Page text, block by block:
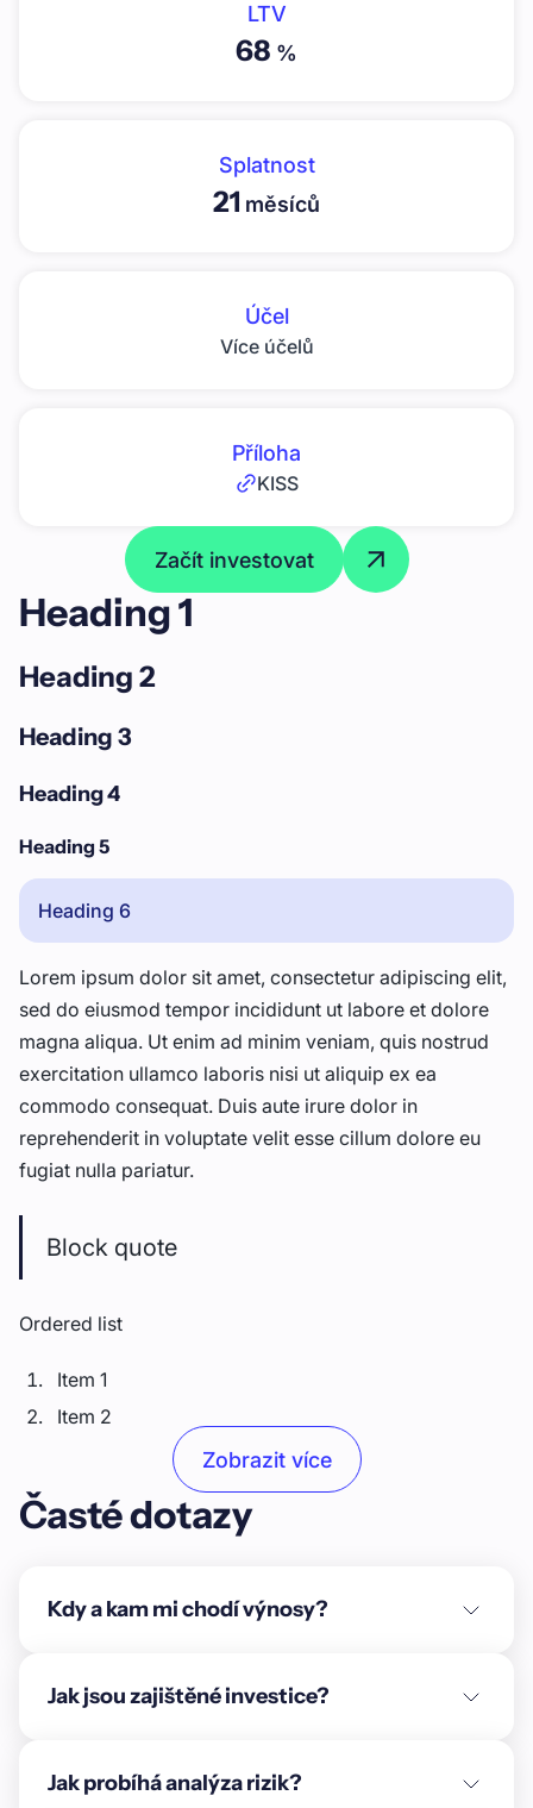
LTV
68 %
Splatnost
21 měsíců
Účel
Více účelů
Příloha
KISS
Začít investovat
Heading 1
Heading 2
Heading 3
Heading 4
Heading 5
Heading 6
Lorem ipsum dolor sit amet, consectetur adipiscing elit,
sed do eiusmod tempor incididunt ut labore et dolore
magna aliqua. Ut enim ad minim veniam, quis nostrud
exercitation ullamco laboris nisi ut aliquip ex ea
commodo consequat. Duis aute irure dolor in
reprehenderit in voluptate velit esse cillum dolore eu
fugiat nulla pariatur.
Block quote
Ordered list
Item 1
Item 2
Unordered list
Item B
Text link
Emphasis
Zobrazit více
Časté dotazy
Kdy a kam mi chodí výnosy?
Jak jsou zajištěné investice?
Jak probíhá analýza rizik?